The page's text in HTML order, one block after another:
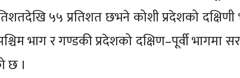
५५ प्रतिशत छभने कोशी प्रदेशको
भाग र गण्डकी प्रदेशको दक्षिण–पूर्वी भागमा
छ ।